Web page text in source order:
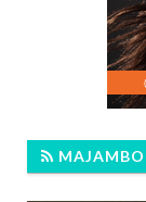
MAJAMBO